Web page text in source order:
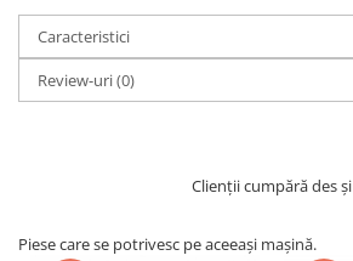
Caracteristici
Review-uri(0)
Clienții cumpără des și
Piese care se potrivesc pe aceeași mașină.